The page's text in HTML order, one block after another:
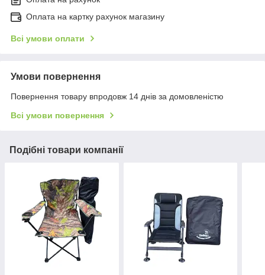
Оплата на картку рахунок магазину
Всі умови оплати
Умови повернення
Повернення товару впродовж 14 днів за домовленістю
Всі умови повернення
Подібні товари компанії